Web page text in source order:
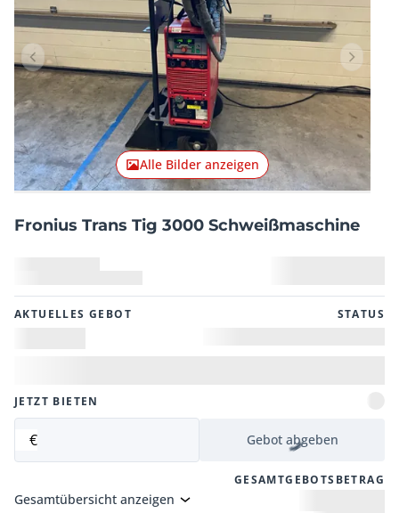
Vorheriger Artikel
Alle Bilder anzeigen
Fronius Trans Tig 3000 Schweißmaschine
AKTUELLES GEBOT STATUS
JETZT BIETEN
€ Gebot abgeben
GESAMTGEBOTSBETRAG
Gesamtübersicht anzeigen